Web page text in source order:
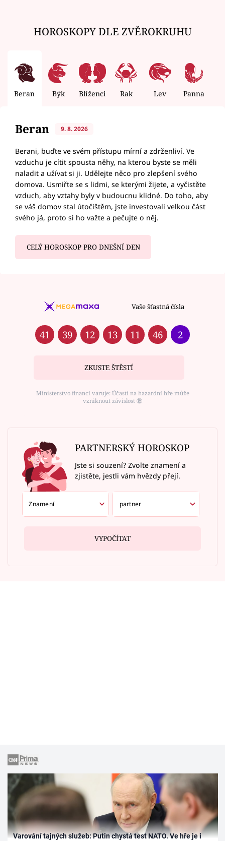
HOROSKOPY DLE ZVĚROKRUHU
Beran Býk Blíženci Rak Lev Panna
Beran 9. 8. 2026
Berani, buďte ve svém přístupu mírní a zdrženliví. Ve
vzduchu je cítit spousta něhy, na kterou byste se měli
naladit a užívat si ji. Udělejte něco pro zlepšení svého
domova. Usmiřte se s lidmi, se kterými žijete, a vyčistěte
vzduch, aby vztahy byly v budoucnu klidné. Do toho, aby
se váš domov stal útočištěm, jste investovali velkou část
svého já, proto si ho važte a pečujte o něj.
CELÝ HOROSKOP PRO DNEŠNÍ DEN
Vaše šťastná čísla
41 39 12 13 11 46 2
ZKUSTE ŠTĚSTÍ
Ministerstvo financí varuje: Účastí na hazardní hře může
vzniknout závislost ⑱
PARTNERSKÝ HOROSKOP
Jste si souzení? Zvolte znamení a
zjistěte, jestli vám hvězdy přejí.
VYPOČÍTAT
Varování tajných služeb: Putin chystá test NATO. Ve hře je i